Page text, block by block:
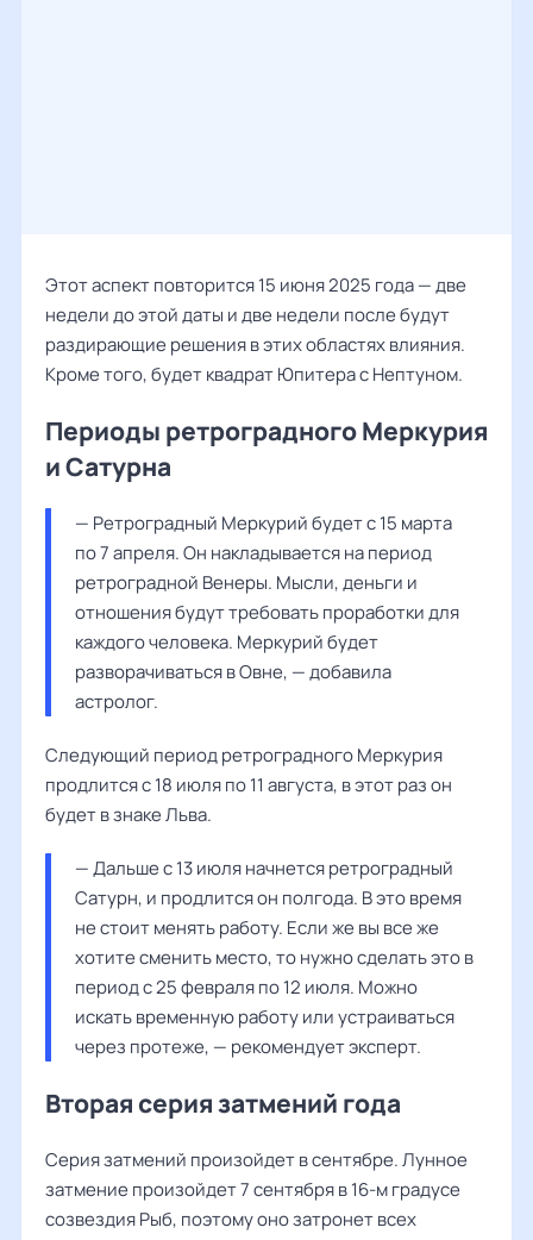
Этот аспект повторится 15 июня 2025 года — две
недели до этой даты и две недели после будут
раздирающие решения в этих областях влияния.
Кроме того, будет квадрат Юпитера с Нептуном.
Периоды ретроградного Меркурия
и Сатурна
— Ретроградный Меркурий будет с 15 марта
по 7 апреля. Он накладывается на период
ретроградной Венеры. Мысли, деньги и
отношения будут требовать проработки для
каждого человека. Меркурий будет
разворачиваться в Овне, — добавила
астролог.
Следующий период ретроградного Меркурия
продлится с 18 июля по 11 августа, в этот раз он
будет в знаке Льва.
— Дальше с 13 июля начнется ретроградный
Сатурн, и продлится он полгода. В это время
не стоит менять работу. Если же вы все же
хотите сменить место, то нужно сделать это в
период с 25 февраля по 12 июля. Можно
искать временную работу или устраиваться
через протеже, — рекомендует эксперт.
Вторая серия затмений года
Серия затмений произойдет в сентябре. Лунное
затмение произойдет 7 сентября в 16-м градусе
созвездия Рыб, поэтому оно затронет всех